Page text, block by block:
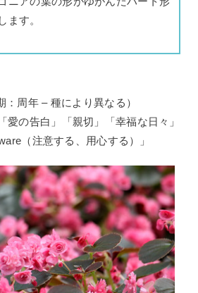
ます。
周年 – 種により異なる）
愛の告白」「親切」「幸福な日々」
（注意する、用心する）」